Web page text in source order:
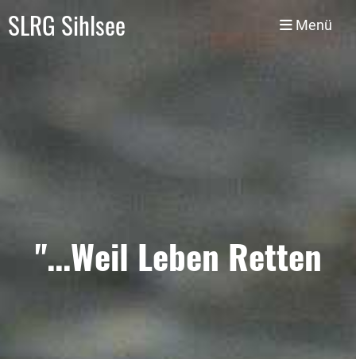
SLRG Sihlsee Menü
"...Weil Leben Retten